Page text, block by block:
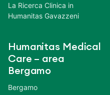
La Ricerca Clinica in
Humanitas Gavazzeni
Humanitas Medical
Care – area
Bergamo
Bergamo